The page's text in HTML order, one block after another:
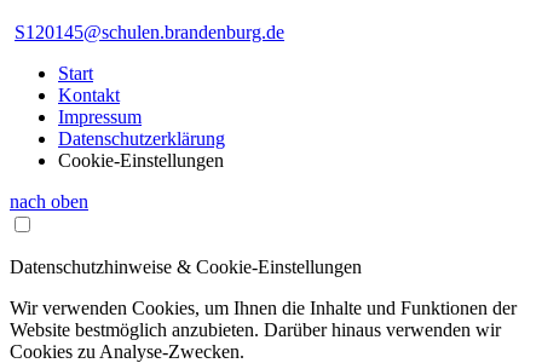
S120145@schulen.brandenburg.de
Start
Kontakt
Impressum
Datenschutzerklärung
Cookie-Einstellungen
nach oben
Datenschutzhinweise & Cookie-Einstellungen
Wir verwenden Cookies, um Ihnen die Inhalte und Funktionen der
Website bestmöglich anzubieten. Darüber hinaus verwenden wir
Cookies zu Analyse-Zwecken.